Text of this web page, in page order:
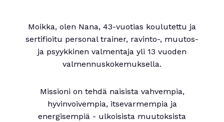
Moikka, olen Nana, 43-vuotias koulutettu ja
sertifioitu personal trainer, ravinto-, muutos-
ja psyykkinen valmentaja yli 13 vuoden
valmennuskokemuksella.
Missioni on tehdä naisista vahvempia,
hyvinvoivempia, itsevarmempia ja
energisempiä - ulkoisista muutoksista